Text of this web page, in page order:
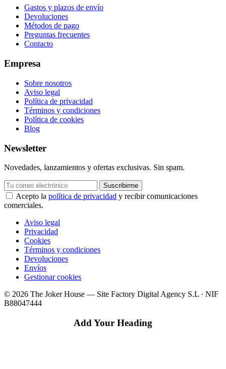
Gastos y plazos de envío
Devoluciones
Métodos de pago
Preguntas frecuentes
Contacto
Empresa
Sobre nosotros
Aviso legal
Política de privacidad
Términos y condiciones
Política de cookies
Blog
Newsletter
Novedades, lanzamientos y ofertas exclusivas. Sin spam.
Suscribirme
Acepto la política de privacidad y recibir comunicaciones
comerciales.
Aviso legal
Privacidad
Cookies
Términos y condiciones
Devoluciones
Envíos
Gestionar cookies
© 2026 The Joker House — Site Factory Digital Agency S.L · NIF
B88047444
Add Your Heading